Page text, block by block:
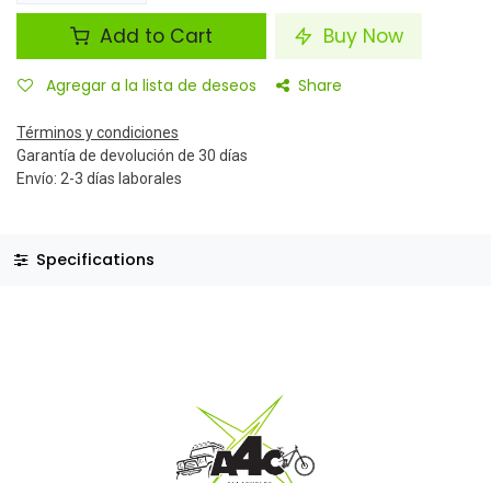
Add to Cart Buy Now
Agregar a la lista de deseos Share
Términos y condiciones
Garantía de devolución de 30 días
Envío: 2-3 días laborales
Specifications